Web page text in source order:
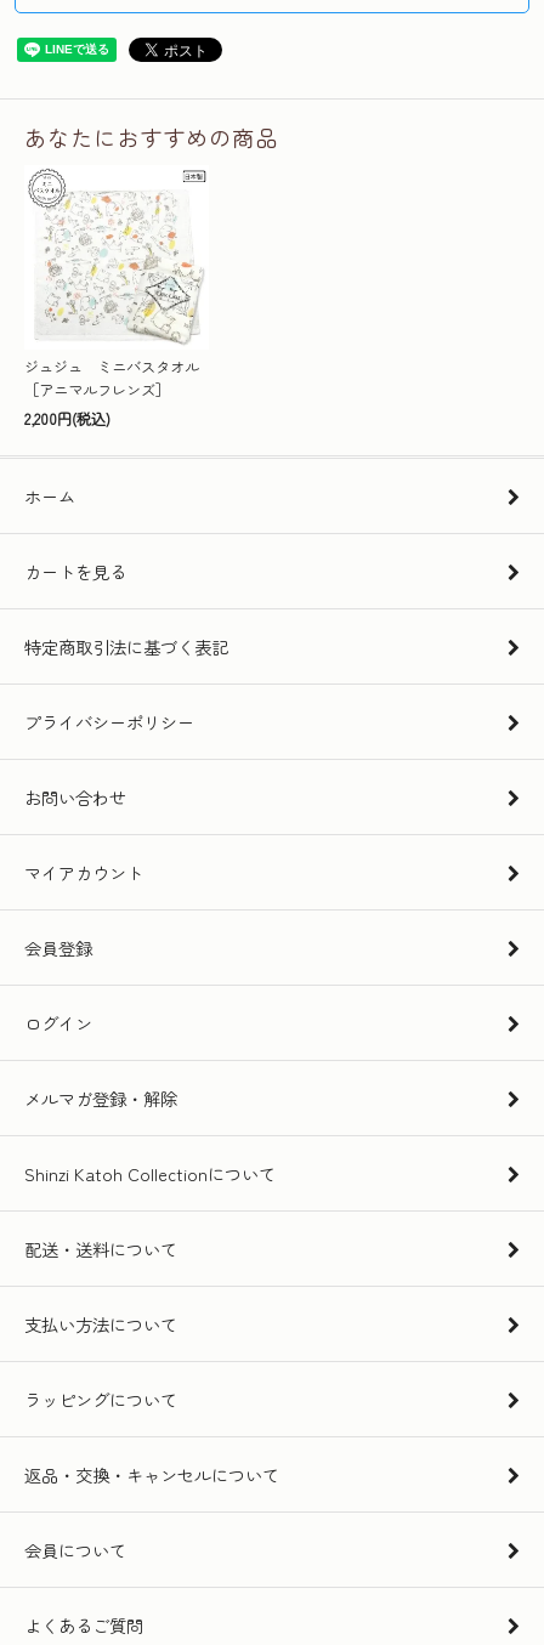
あなたにおすすめの商品
ジュジュ ミニバスタオル
［アニマルフレンズ］
2,200円(税込)
ホーム
カートを見る
特定商取引法に基づく表記
プライバシーポリシー
お問い合わせ
マイアカウント
会員登録
ログイン
メルマガ登録・解除
Shinzi Katoh Collectionについて
配送・送料について
支払い方法について
ラッピングについて
返品・交換・キャンセルについて
会員について
よくあるご質問